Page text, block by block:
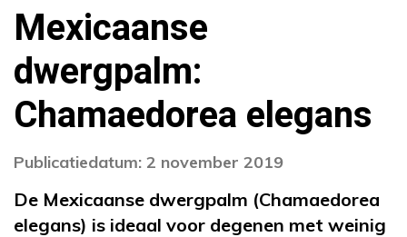
Mexicaanse
dwergpalm:
Chamaedorea elegans
Publicatiedatum: 2 november 2019
De Mexicaanse dwergpalm (Chamaedorea
elegans) is ideaal voor degenen met weinig